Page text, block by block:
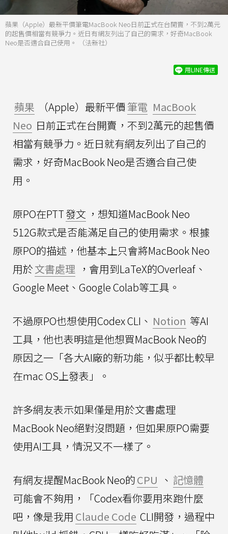
蘋果（Apple）最新平價筆電MacBook Neo日前正式在台開賣，不到2萬元
的起售價相當有競爭力。近日有網友列出了自己的需求，好奇MacBook
Neo是否適合自己使用。 （法新社）
用LINE傳送
蘋果 （Apple）最新平價筆電 MacBook
Neo 日前正式在台開賣，不到2萬元的起售價
相當有競爭力。近日就有網友列出了自己的
需求，好奇MacBook Neo是否適合自己使
用。
原PO在PTT發文 ，想知道MacBook Neo
512G款式是否能滿足自己的使用需求。根據
原PO的描述，他基本上只會將MacBook Neo
用於文書處理 ，會用到LaTeX的Overleaf、
Google Meet、Google Colab等工具。
不過原PO也想使用Codex CLI、 Notion 等AI
工具，他也表明這是他想買MacBook Neo的
原因之一「各大AI廠的新功能，似乎都比較早
在mac OS上發表」。
許多網友表示如果僅是用於文書處理
MacBook Neo絕對沒問題，但如果原PO需要
使用AI工具，情況又不一樣了。
有網友提醒MacBook Neo的CPU 、 記憶體
可能會不夠用，「Codex看你要用來跑什麼
吧，像是我用 Claude Code CLI開發，過程中